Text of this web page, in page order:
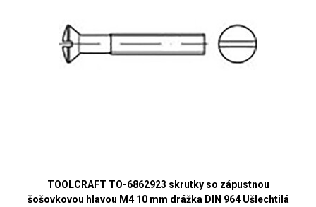
TOOLCRAFT TO-6862923 skrutky so zápustnou
šošovkovou hlavou M4 10 mm drážka DIN 964 Ušlechtilá